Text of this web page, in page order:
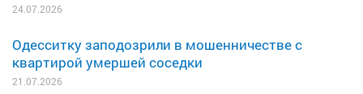
24.07.2026
Одесситку заподозрили в мошенничестве с
квартирой умершей соседки
21.07.2026